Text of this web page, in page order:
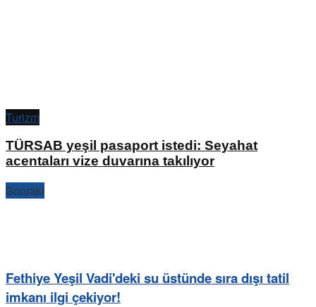
Turizm
TÜRSAB yeşil pasaport istedi: Seyahat
acentaları vize duvarına takılıyor
Sonraki
Fethiye Yeşil Vadi'deki su üstünde sıra dışı tatil
imkanı ilgi çekiyor!